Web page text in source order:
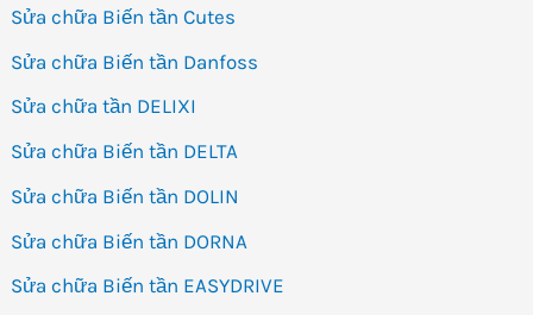
Sửa chữa Biến tần Cutes
Sửa chữa Biến tần Danfoss
Sửa chữa tần DELIXI
Sửa chữa Biến tần DELTA
Sửa chữa Biến tần DOLIN
Sửa chữa Biến tần DORNA
Sửa chữa Biến tần EASYDRIVE